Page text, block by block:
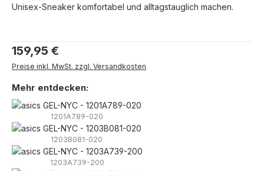
Unisex-Sneaker komfortabel und alltagstauglich machen.
Regulärer Preis:
159,95 €
Preise inkl. MwSt. zzgl. Versandkosten
Mehr entdecken:
1201A789-020
1203B081-020
1203A739-200